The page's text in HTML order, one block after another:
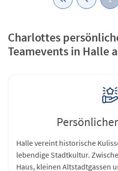
Charlottes
Teamevents in Halle
Halle vereint historische
lebendige Stadtkultur.
Haus, kleinen Altstadtgassen